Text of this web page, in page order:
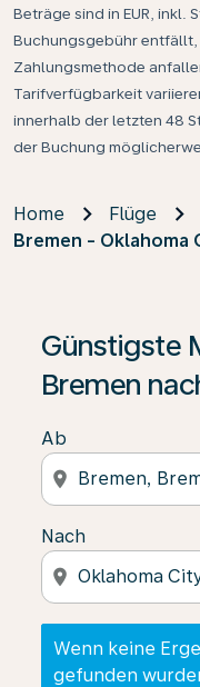
Beträge sind in EUR, inkl.
Buchungsgebühr entfällt,
Zahlungsmethode
Tarifverfügbarkeit
innerhalb der letzten 48
der Buchung
Home Flüge
Bremen - Oklahoma
Günstigste
Bremen
Ab
location_on
Nach
location_on
Wenn keine
gefunden
Wenn keine